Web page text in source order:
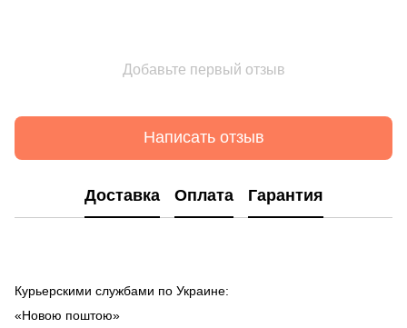
Добавьте первый отзыв
Написать отзыв
Доставка Оплата Гарантия
Курьерскими службами по Украине:
«Новою поштою»